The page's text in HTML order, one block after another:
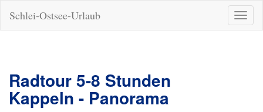
ein-/
Schlei-Ostsee-Urlaub
Radtour 5-8 Stunden
Kappeln - Panorama